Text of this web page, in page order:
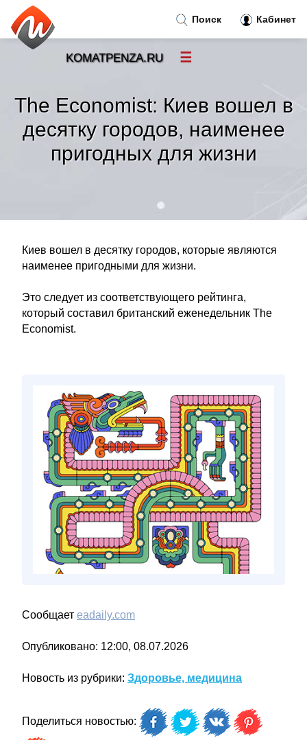
The Economist: Киев вошел в
десятку городов, наименее
пригодных для жизни
Киев вошел в десятку городов, которые являются
наименее пригодными для жизни.
Это следует из соответствующего рейтинга,
который составил британский еженедельник The
Economist.
Сообщает eadaily.com
Опубликовано: 12:00, 08.07.2026
Новость из рубрики: Здоровье, медицина
Поделиться новостью:
Поиск Кабинет
KOMATPENZA.RU ☰
Новости»
Тренды новостей»
Рубрики»